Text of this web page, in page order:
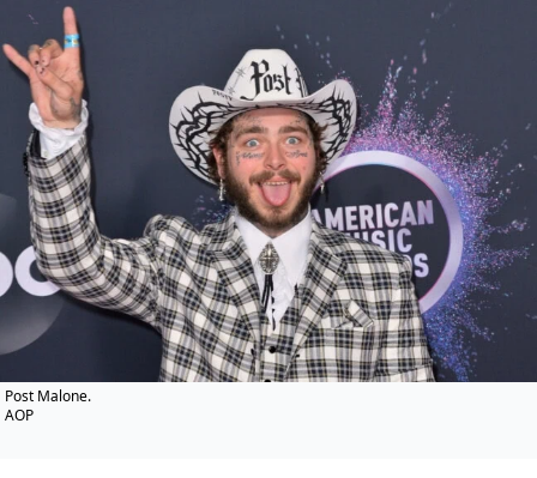
Post Malone.
AOP